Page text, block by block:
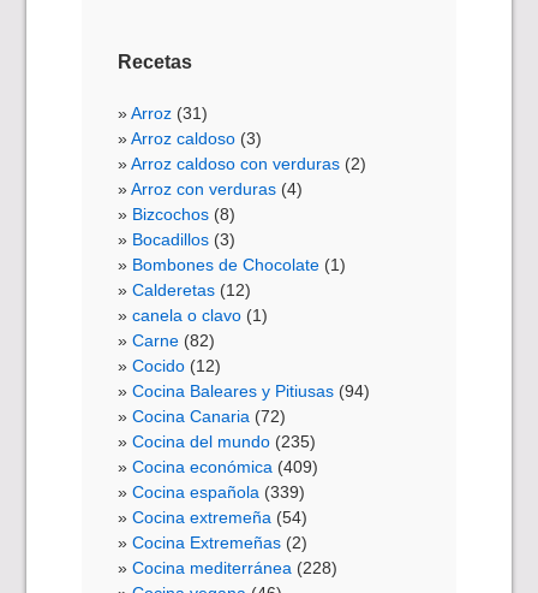
Recetas
Arroz (31)
Arroz caldoso (3)
Arroz caldoso con verduras (2)
Arroz con verduras (4)
Bizcochos (8)
Bocadillos (3)
Bombones de Chocolate (1)
Calderetas (12)
canela o clavo (1)
Carne (82)
Cocido (12)
Cocina Baleares y Pitiusas (94)
Cocina Canaria (72)
Cocina del mundo (235)
Cocina económica (409)
Cocina española (339)
Cocina extremeña (54)
Cocina Extremeñas (2)
Cocina mediterránea (228)